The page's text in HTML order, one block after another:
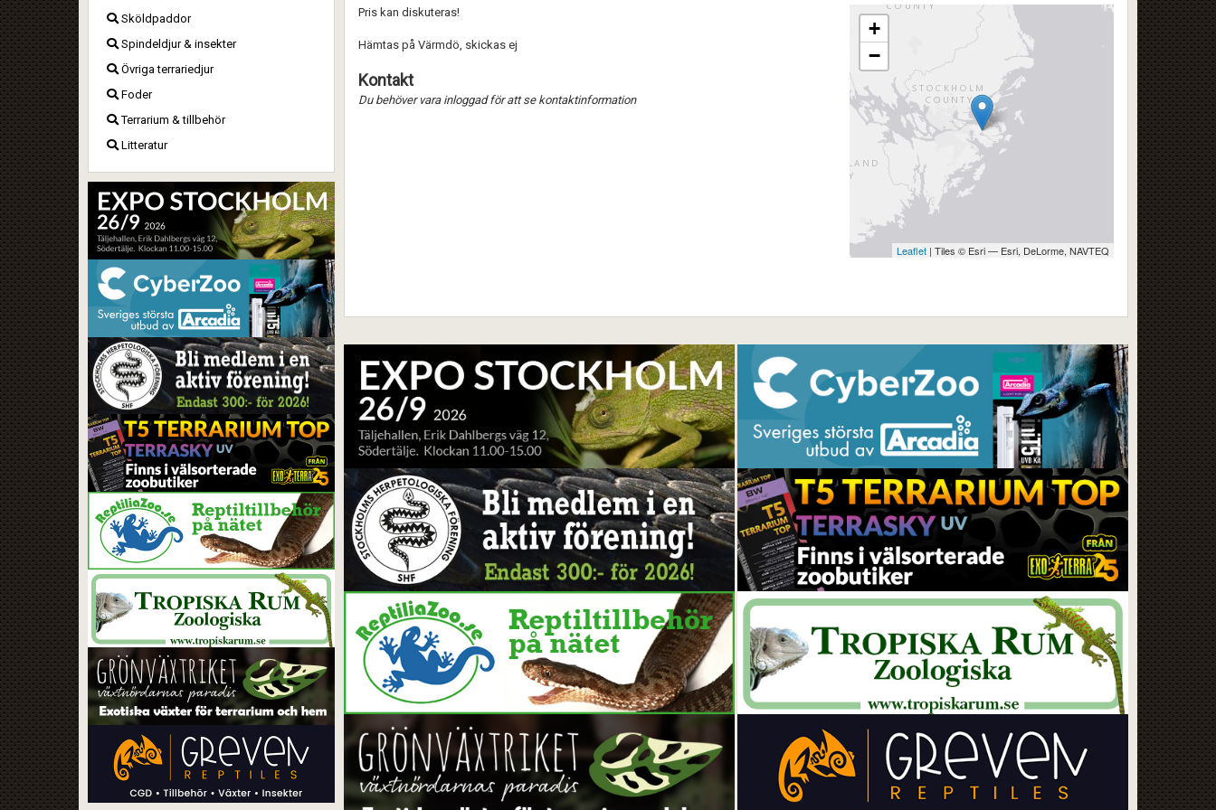
Sköldpaddor
Spindeldjur & insekter
Övriga terrariedjur
Foder
Terrarium & tillbehör
Litteratur
+
−
Leaflet | Tiles © Esri — Esri, DeLorme, NAVTEQ
Pris kan diskuteras!
Hämtas på Värmdö, skickas ej
Kontakt
Du behöver vara inloggad för att se kontaktinformation